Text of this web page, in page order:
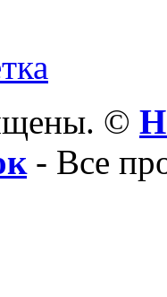
©
- Все